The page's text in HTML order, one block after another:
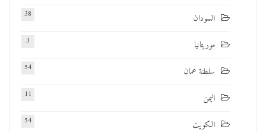
السودان 38
موريتانيا 3
سلطنة عمان 54
اليمن 11
الكويت 54